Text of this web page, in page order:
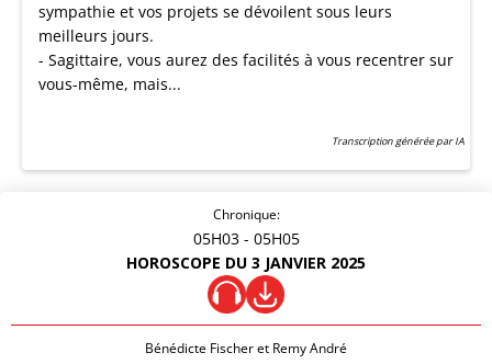
sympathie et vos projets se dévoilent sous leurs
meilleurs jours.
- Sagittaire, vous aurez des facilités à vous recentrer sur
vous-même, mais...
Transcription générée par IA
Chronique:
05H03 - 05H05
HOROSCOPE DU 3 JANVIER 2025
Bénédicte Fischer et Remy André